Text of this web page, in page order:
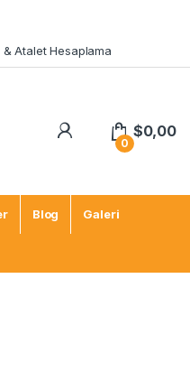
& Atalet Hesaplama
0
$0,00
Blog Galeri